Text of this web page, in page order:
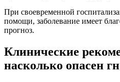
При своевременной
помощи, заболевание имеет
прогноз.
Клинические
насколько опасен